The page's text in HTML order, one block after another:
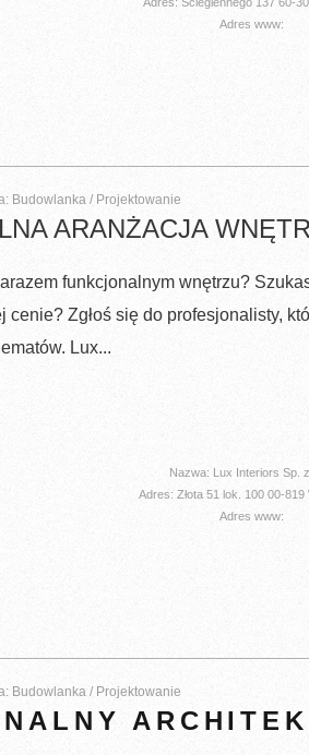
Adres www:
Budowlanka / Projektowanie
ARANŻACJA
funkcjonalnym wnętrzu?
cenie? Zgłoś się do profesjonalisty,
Lux...
Nazwa: Lux Interiors Sp.
Adres: Złota 51 lok. 100 00-
Adres www:
Budowlanka / Projektowanie